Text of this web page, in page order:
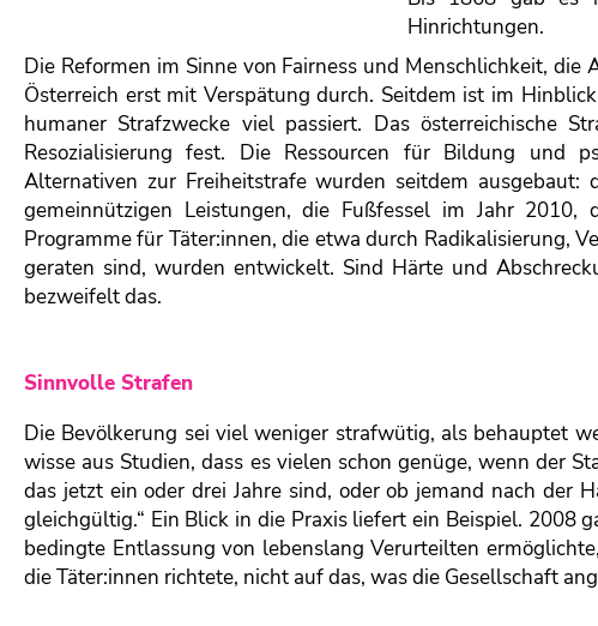
Hinrichtungen.
Die Reformen im Sinne von Fairness und Menschlichkeit,
Österreich erst mit Verspätung durch. Seitdem ist im
humaner Strafzwecke viel passiert. Das österreichische
Resozialisierung fest. Die Ressourcen für Bildung und
Alternativen zur Freiheitstrafe wurden seitdem ausgebaut:
gemeinnützigen Leistungen, die Fußfessel im Jahr 2010,
Programme für Täter:innen, die etwa durch Radikalisierung,
geraten sind, wurden entwickelt. Sind Härte und
bezweifelt das.
Sinnvolle Strafen
Die Bevölkerung sei viel weniger strafwütig, als behauptet
wisse aus Studien, dass es vielen schon genüge, wenn der
das jetzt ein oder drei Jahre sind, oder ob jemand nach der
gleichgültig.“ Ein Blick in die Praxis liefert ein Beispiel. 2008
bedingte Entlassung von lebenslang Verurteilten
die Täter:innen richtete, nicht auf das, was die Gesellschaft